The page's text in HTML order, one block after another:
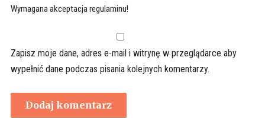
Wymagana akceptacja regulaminu!
Zapisz moje dane, adres e-mail i witrynę w przeglądarce aby
wypełnić dane podczas pisania kolejnych komentarzy.